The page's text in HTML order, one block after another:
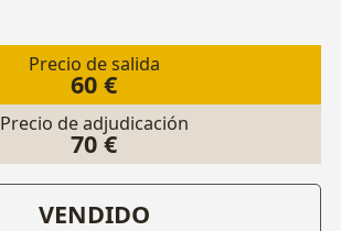
Precio de salida
60 €
Precio de adjudicación
70 €
VENDIDO